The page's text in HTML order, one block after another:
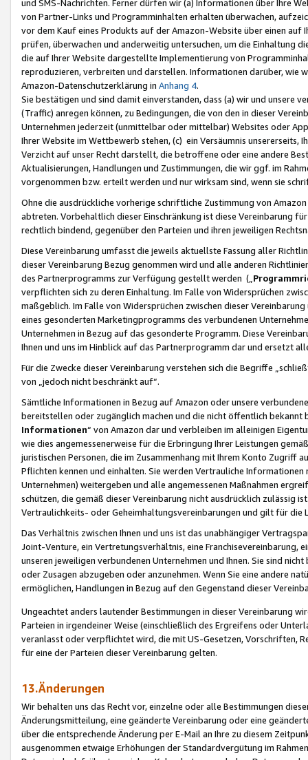
und SMS-Nachrichten. Ferner dürfen wir (a) Informationen über Ihre
von Partner-Links und Programminhalten erhalten überwachen,
vor dem Kauf eines Produkts auf der Amazon-Website über einen
prüfen, überwachen und anderweitig untersuchen, um die Einhaltung
die auf Ihrer Website dargestellte Implementierung von
reproduzieren, verbreiten und darstellen. Informationen darüber, wie
Amazon-Datenschutzerklärung in Anhang 4.
Sie bestätigen und sind damit einverstanden, dass (a) wir und
(Traffic) anregen können, zu Bedingungen, die von den in dieser
Unternehmen jederzeit (unmittelbar oder mittelbar) Websites oder
Ihrer Website im Wettbewerb stehen, (c) ein Versäumnis unsererseits,
Verzicht auf unser Recht darstellt, die betroffene oder eine andere
Aktualisierungen, Handlungen und Zustimmungen, die wir ggf. im
vorgenommen bzw. erteilt werden und nur wirksam sind, wenn sie
Ohne die ausdrückliche vorherige schriftliche Zustimmung von
abtreten. Vorbehaltlich dieser Einschränkung ist diese Vereinbarung
rechtlich bindend, gegenüber den Parteien und ihren jeweiligen
Diese Vereinbarung umfasst die jeweils aktuellste Fassung aller
dieser Vereinbarung Bezug genommen wird und alle anderen
des Partnerprogramms zur Verfügung gestellt werden („
verpflichten sich zu deren Einhaltung. Im Falle von Widersprüchen
maßgeblich. Im Falle von Widersprüchen zwischen dieser
eines gesonderten Marketingprogramms des verbundenen
Unternehmen in Bezug auf das gesonderte Programm. Diese
Ihnen und uns im Hinblick auf das Partnerprogramm dar und ersetzt
Für die Zwecke dieser Vereinbarung verstehen sich die Begriffe
von „jedoch nicht beschränkt auf“.
Sämtliche Informationen in Bezug auf Amazon oder unsere
bereitstellen oder zugänglich machen und die nicht öffentlich
Informationen“ von Amazon dar und verbleiben im alleinigen
wie dies angemessenerweise für die Erbringung Ihrer Leistungen
juristischen Personen, die im Zusammenhang mit Ihrem Konto
Pflichten kennen und einhalten. Sie werden Vertrauliche
Unternehmen) weitergeben und alle angemessenen Maßnahmen
schützen, die gemäß dieser Vereinbarung nicht ausdrücklich zulässig
Vertraulichkeits- oder Geheimhaltungsvereinbarungen und gilt für die
Das Verhältnis zwischen Ihnen und uns ist das unabhängiger
Joint-Venture, ein Vertretungsverhältnis, eine Franchisevereinbarung,
unseren jeweiligen verbundenen Unternehmen und Ihnen. Sie sind
oder Zusagen abzugeben oder anzunehmen. Wenn Sie eine andere
ermöglichen, Handlungen in Bezug auf den Gegenstand dieser
Ungeachtet anders lautender Bestimmungen in dieser Vereinbarung
Parteien in irgendeiner Weise (einschließlich des Ergreifens oder
veranlasst oder verpflichtet wird, die mit US-Gesetzen, Vorschriften,
für eine der Parteien dieser Vereinbarung gelten.
13.Änderungen
Wir behalten uns das Recht vor, einzelne oder alle Bestimmungen
Änderungsmitteilung, eine geänderte Vereinbarung oder eine
über die entsprechende Änderung per E-Mail an Ihre zu diesem
ausgenommen etwaige Erhöhungen der Standardvergütung im